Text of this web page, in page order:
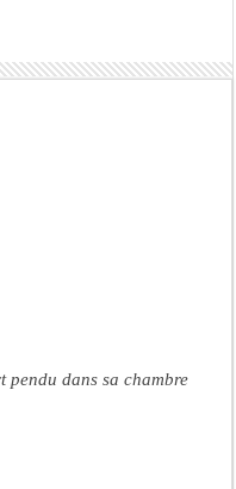
pendu dans sa chambre